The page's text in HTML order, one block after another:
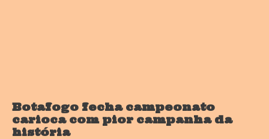
Botafogo fecha campeonato
carioca com pior campanha da
história